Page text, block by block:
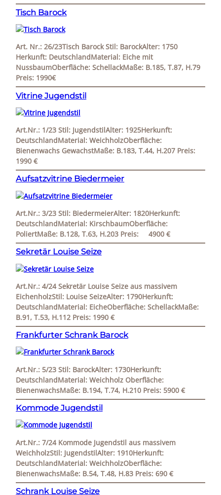
Tisch Barock
Art. Nr.: 26/23Tisch Barock Stil: BarockAlter: 1750
Herkunft: DeutschlandMaterial: Eiche mit
NussbaumOberfläche: SchellackMaße: B.185, T.87, H.79
Preis: 1990€
Vitrine Jugendstil
Art.Nr.: 1/23 Stil: JugendstilAlter: 1925Herkunft:
DeutschlandMaterial: WeichholzOberfläche:
Bienenwachs GewachstMaße: B.183, T.44, H.207 Preis:
1990 €
Aufsatzvitrine Biedermeier
Art.Nr.: 3/23 Stil: BiedermeierAlter: 1820Herkunft:
DeutschlandMaterial: KirschbaumOberfläche:
PoliertMaße: B.128, T.63, H.203 Preis: 4900 €
Sekretär Louise Seize
Art.Nr.: 4/24 Sekretär Louise Seize aus massivem
EichenholzStil: Louise SeizeAlter: 1790Herkunft:
DeutschlandMaterial: EicheOberfläche: SchellackMaße:
B.91, T.53, H.112 Preis: 1990 €
Frankfurter Schrank Barock
Art.Nr.: 5/23 Stil: BarockAlter: 1730Herkunft:
DeutschlandMaterial: Weichholz Oberfläche:
BienenwachsMaße: B.194, T.74, H.210 Preis: 5900 €
Kommode Jugendstil
Art.Nr.: 7/24 Kommode Jugendstil aus massivem
WeichholzStil: JugendstilAlter: 1910Herkunft:
DeutschlandMaterial: WeichholzOberfläche:
BienenwachsMaße: B.54, T.48, H.83 Preis: 690 €
Schrank Louise Seize